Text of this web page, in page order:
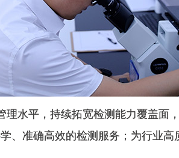
水平，持续拓宽检测能力覆盖面
、准确高效的检测服务；为行业高